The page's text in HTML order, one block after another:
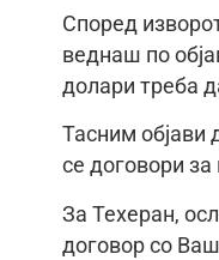
Според
веднаш по
долари треба
Тасним објави
се договори
За Техеран,
договор со